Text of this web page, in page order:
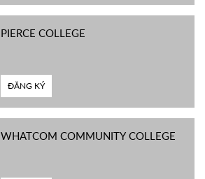
PIERCE COLLEGE
ĐĂNG KÝ
WHATCOM COMMUNITY COLLEGE